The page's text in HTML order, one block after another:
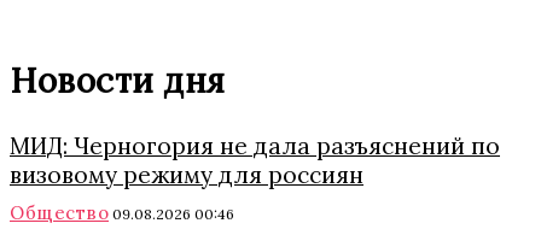
Новости дня
МИД: Черногория не дала разъяснений по
визовому режиму для россиян
Общество 09.08.2026 00:46